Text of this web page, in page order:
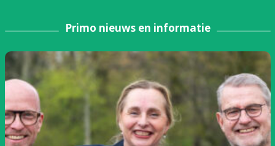
Primo nieuws en informatie